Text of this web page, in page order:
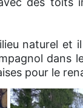
naturel et
dans
pour le